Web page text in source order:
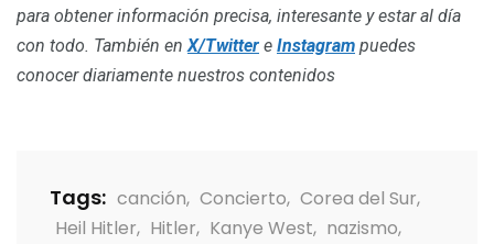
para obtener información precisa, interesante y estar al día
con todo. También enX/Twitter e Instagram puedes
conocer diariamente nuestros contenidos
Tags: canción, Concierto, Corea del Sur,
Heil Hitler, Hitler, Kanye West, nazismo,